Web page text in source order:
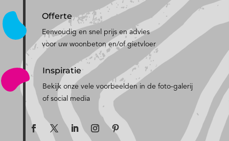
Offerte
Eenvoudig en snel prijs en advies
voor uw woonbeton en/of gietvloer
Inspiratie
Bekijk onze vele voorbeelden in de foto-galerij
of social media